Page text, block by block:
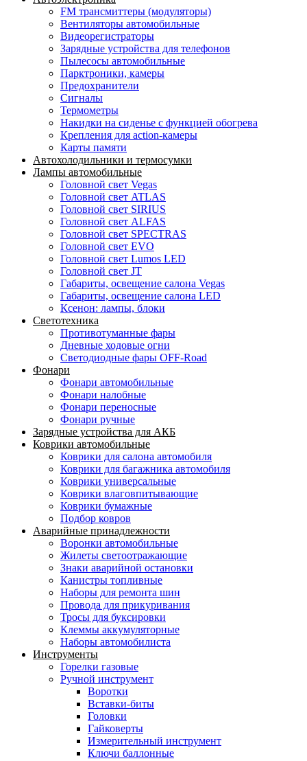
FM трансмиттеры (модуляторы)
Вентиляторы автомобильные
Видеорегистраторы
Зарядные устройства для телефонов
Пылесосы автомобильные
Парктроники, камеры
Предохранители
Сигналы
Термометры
Накидки на сиденье с функцией обогрева
Крепления для action-камеры
Карты памяти
Автохолодильники и термосумки
Лампы автомобильные
Головной свет Vegas
Головной свет ATLAS
Головной свет SIRIUS
Головной свет ALFAS
Головной свет SPECTRAS
Головной свет EVO
Головной свет Lumos LED
Головной свет JT
Габариты, освещение салона Vegas
Габариты, освещение салона LED
Ксенон: лампы, блоки
Светотехника
Противотуманные фары
Дневные ходовые огни
Светодиодные фары OFF-Road
Фонари
Фонари автомобильные
Фонари налобные
Фонари переносные
Фонари ручные
Зарядные устройства для АКБ
Коврики автомобильные
Коврики для салона автомобиля
Коврики для багажника автомобиля
Коврики универсальные
Коврики влаговпитывающие
Коврики бумажные
Подбор ковров
Аварийные принадлежности
Воронки автомобильные
Жилеты светоотражающие
Знаки аварийной остановки
Канистры топливные
Наборы для ремонта шин
Провода для прикуривания
Тросы для буксировки
Клеммы аккумуляторные
Наборы автомобилиста
Инструменты
Горелки газовые
Ручной инструмент
Воротки
Вставки-биты
Головки
Гайковерты
Измерительный инструмент
Ключи баллонные